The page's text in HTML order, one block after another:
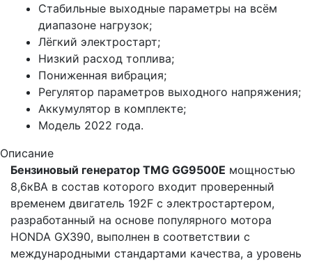
Стабильные выходные параметры на всём
диапазоне нагрузок;
Лёгкий электростарт;
Низкий расход топлива;
Пониженная вибрация;
Регулятор параметров выходного напряжения;
Аккумулятор в комплекте;
Модель 2022 года.
Описание
Бензиновый генератор TMG GG9500E мощностью
8,6кВA в состав которого входит проверенный
временем двигатель 192F с электростартером,
разработанный на основе популярного мотора
HONDA GX390, выполнен в соответствии с
международными стандартами качества, а уровень